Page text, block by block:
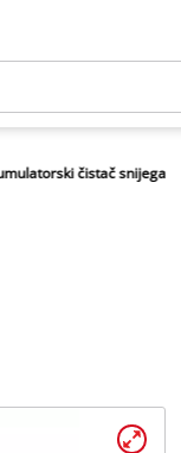
čistač snijega